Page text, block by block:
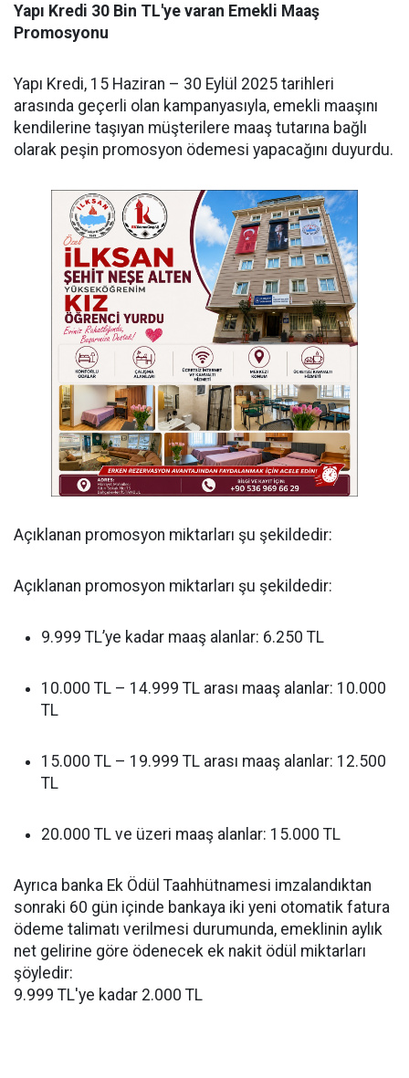
Yapı Kredi 30 Bin TL'ye varan Emekli Maaş
Promosyonu
Yapı Kredi, 15 Haziran – 30 Eylül 2025 tarihleri
arasında geçerli olan kampanyasıyla, emekli maaşını
kendilerine taşıyan müşterilere maaş tutarına bağlı
olarak peşin promosyon ödemesi yapacağını duyurdu.
Açıklanan promosyon miktarları şu şekildedir:
Açıklanan promosyon miktarları şu şekildedir:
9.999 TL’ye kadar maaş alanlar: 6.250 TL
10.000 TL – 14.999 TL arası maaş alanlar: 10.000
TL
15.000 TL – 19.999 TL arası maaş alanlar: 12.500
TL
20.000 TL ve üzeri maaş alanlar: 15.000 TL
Ayrıca banka Ek Ödül Taahhütnamesi imzalandıktan
sonraki 60 gün içinde bankaya iki yeni otomatik fatura
ödeme talimatı verilmesi durumunda, emeklinin aylık
net gelirine göre ödenecek ek nakit ödül miktarları
şöyledir:
9.999 TL'ye kadar 2.000 TL